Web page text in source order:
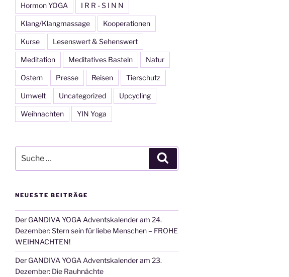
Hormon YOGA I R R - S I N N
Klang/Klangmassage Kooperationen
Kurse Lesenswert & Sehenswert
Meditation Meditatives Basteln Natur
Ostern Presse Reisen Tierschutz
Umwelt Uncategorized Upcycling
Weihnachten YIN Yoga
nach:
NEUESTE BEITRÄGE
Der GANDIVA YOGA Adventskalender am 24.
Dezember: Stern sein für liebe Menschen – FROHE
WEIHNACHTEN!
Der GANDIVA YOGA Adventskalender am 23.
Dezember: Die Rauhnächte